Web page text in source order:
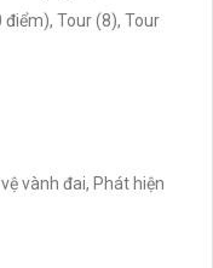
điểm), Tour (8), Tour
vành đai, Phát hiện